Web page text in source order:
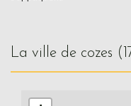
la ville de cozes